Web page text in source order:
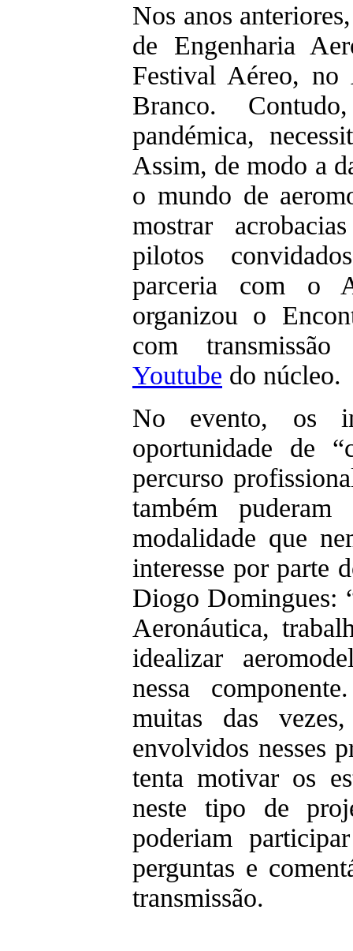
Nos anos
de Engenharia
Festival Aéreo, no
Branco.
pandémica,
Assim, de modo a
o mundo de
mostrar
pilotos
parceria com o
organizou o
com
Youtube do núcleo.
No evento, os
oportunidade de
percurso
também
modalidade que
interesse por parte
Diogo Domingues:
Aeronáutica,
idealizar
nessa
muitas das
envolvidos nesses
tenta motivar os
neste tipo de
poderiam
perguntas e
transmissão.